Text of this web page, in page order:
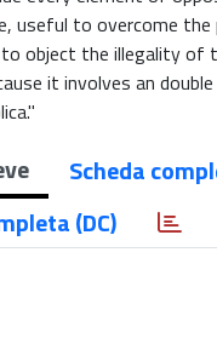
useful to overcome the
object the illegality of
it involves an
Scheda
(DC)